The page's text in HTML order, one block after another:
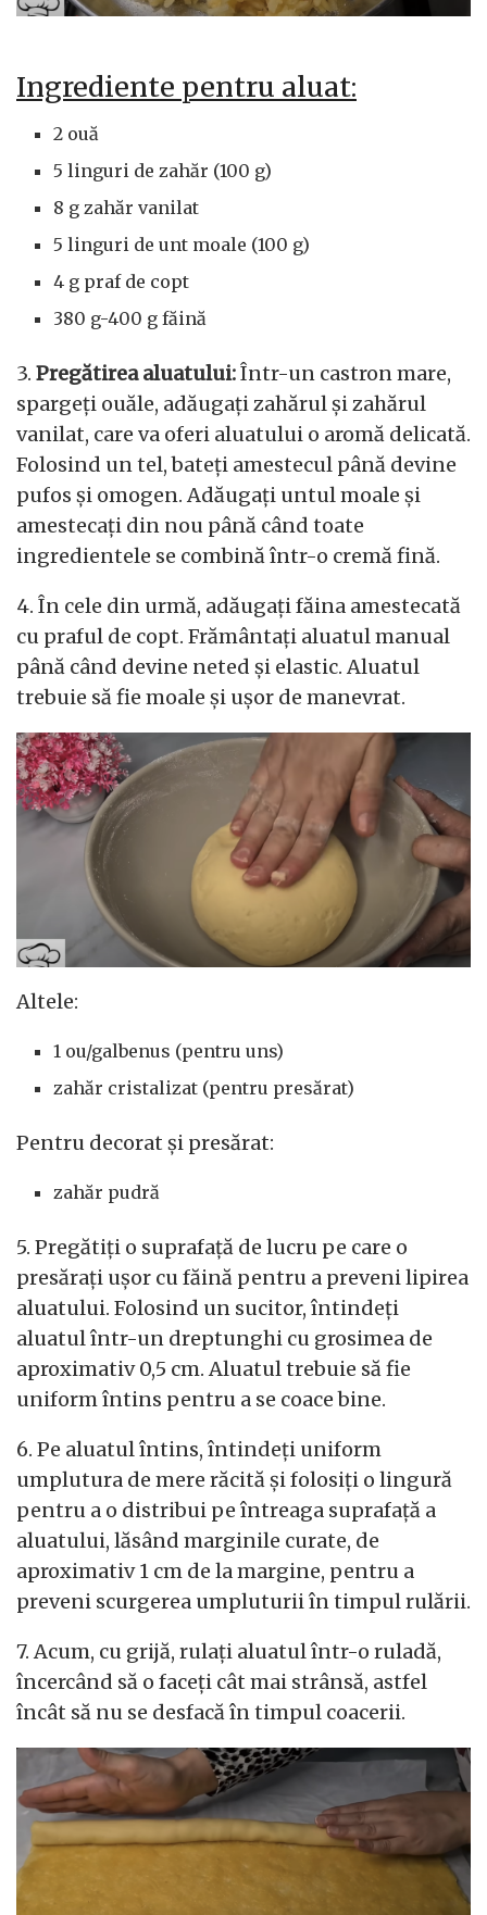
Ingrediente pentru aluat:
2 ouă
5 linguri de zahăr (100 g)
8 g zahăr vanilat
5 linguri de unt moale (100 g)
4 g praf de copt
380 g-400 g făină
3. Pregătirea aluatului:Într-un castron mare,
spargeți ouăle, adăugați zahărul și zahărul
vanilat, care va oferi aluatului o aromă delicată.
Folosind un tel, bateți amestecul până devine
pufos și omogen. Adăugați untul moale și
amestecați din nou până când toate
ingredientele se combină într-o cremă fină.
4. În cele din urmă, adăugați făina amestecată
cu praful de copt. Frământați aluatul manual
până când devine neted și elastic. Aluatul
trebuie să fie moale și ușor de manevrat.
Altele:
1 ou/galbenus (pentru uns)
zahăr cristalizat (pentru presărat)
Pentru decorat și presărat:
zahăr pudră
5. Pregătiți o suprafață de lucru pe care o
presărați ușor cu făină pentru a preveni lipirea
aluatului. Folosind un sucitor, întindeți
aluatul într-un dreptunghi cu grosimea de
aproximativ 0,5 cm. Aluatul trebuie să fie
uniform întins pentru a se coace bine.
6. Pe aluatul întins, întindeți uniform
umplutura de mere răcită și folosiți o lingură
pentru a o distribui pe întreaga suprafață a
aluatului, lăsând marginile curate, de
aproximativ 1 cm de la margine, pentru a
preveni scurgerea umpluturii în timpul rulării.
7. Acum, cu grijă, rulați aluatul într-o ruladă,
încercând să o faceți cât mai strânsă, astfel
încât să nu se desfacă în timpul coacerii.